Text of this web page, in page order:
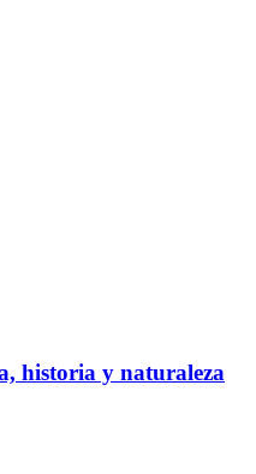
historia y naturaleza